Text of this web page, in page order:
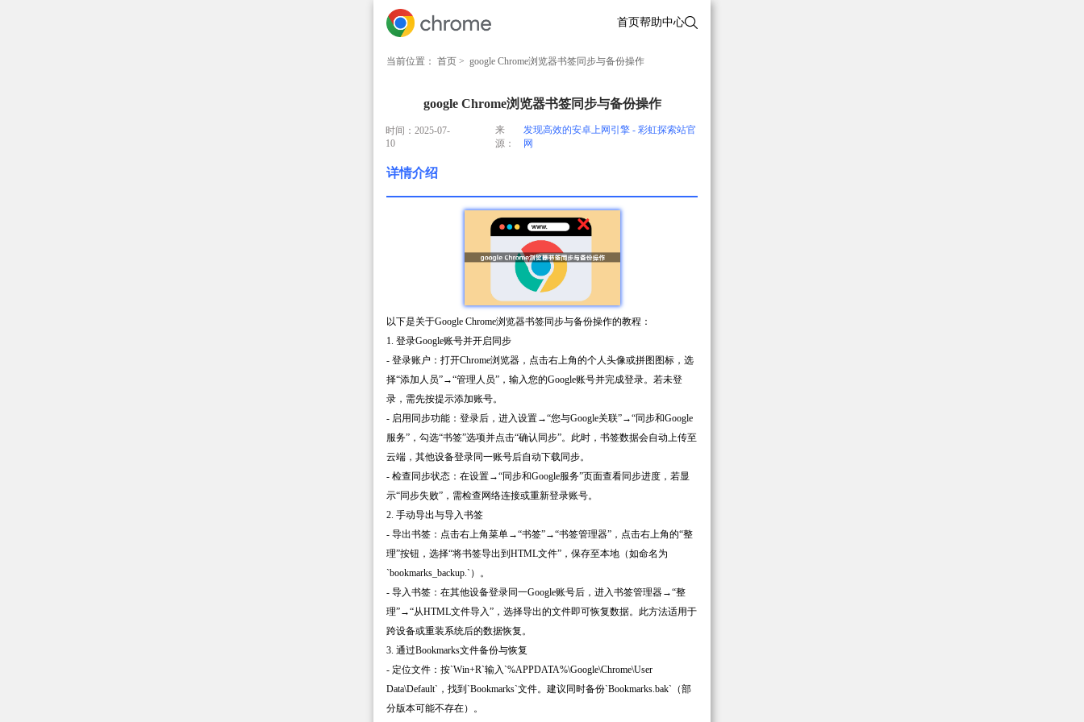
首页帮助中心
当前位置： 首页 > google Chrome浏览器书签同步与备份操作
google Chrome浏览器书签同步与备份操作
时间：2025-07-
10
来
源：
发现高效的安卓上网引擎 - 彩虹探索站官
网
详情介绍
以下是关于Google Chrome浏览器书签同步与备份操作的教程：
1. 登录Google账号并开启同步
- 登录账户：打开Chrome浏览器，点击右上角的个人头像或拼图图标，选
择“添加人员”→“管理人员”，输入您的Google账号并完成登录。若未登
录，需先按提示添加账号。
- 启用同步功能：登录后，进入设置→“您与Google关联”→“同步和Google
服务”，勾选“书签”选项并点击“确认同步”。此时，书签数据会自动上传至
云端，其他设备登录同一账号后自动下载同步。
- 检查同步状态：在设置→“同步和Google服务”页面查看同步进度，若显
示“同步失败”，需检查网络连接或重新登录账号。
2. 手动导出与导入书签
- 导出书签：点击右上角菜单→“书签”→“书签管理器”，点击右上角的“整
理”按钮，选择“将书签导出到HTML文件”，保存至本地（如命名为
`bookmarks_backup.`）。
- 导入书签：在其他设备登录同一Google账号后，进入书签管理器→“整
理”→“从HTML文件导入”，选择导出的文件即可恢复数据。此方法适用于
跨设备或重装系统后的数据恢复。
3. 通过Bookmarks文件备份与恢复
- 定位文件：按`Win+R`输入`%APPDATA%\Google\Chrome\User
Data\Default`，找到`Bookmarks`文件。建议同时备份`Bookmarks.bak`（部
分版本可能不存在）。